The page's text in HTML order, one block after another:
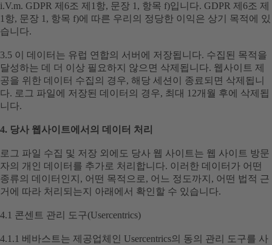
i.V.m. GDPR 제6조 제1항, 문장 1, 항목 f)입니다. GDPR 제6조 제
1항, 문장 1, 항목 f)에 따른 우리의 정당한 이익은 상기 목적에 있
습니다.
3.5 이 데이터는 유럽 연합의 서버에 저장됩니다. 수집된 목적을
달성하는 데 더 이상 필요하지 않으면 삭제됩니다. 웹사이트 제
공을 위한 데이터 수집의 경우, 해당 세션이 종료되면 삭제됩니
다. 로그 파일에 저장된 데이터의 경우, 최대 12개월 후에 삭제됩
니다.
4. 당사 웹사이트에서의 데이터 처리
로그 파일 수집 및 저장 외에도 당사 웹 사이트는 웹 사이트 방문
자의 개인 데이터를 추가로 처리합니다. 이러한 데이터가 어떤
종류의 데이터인지, 어떤 목적으로, 어느 정도까지, 어떤 법적 근
거에 따라 처리되는지 아래에서 확인할 수 있습니다.
4.1 콘센트 관리 도구(Usercentrics)
4.1.1 베바스트는 제공업체인 Usercentrics의 동의 관리 도구를 사